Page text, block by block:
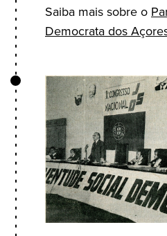
Saiba mais sobre o
Democrata dos